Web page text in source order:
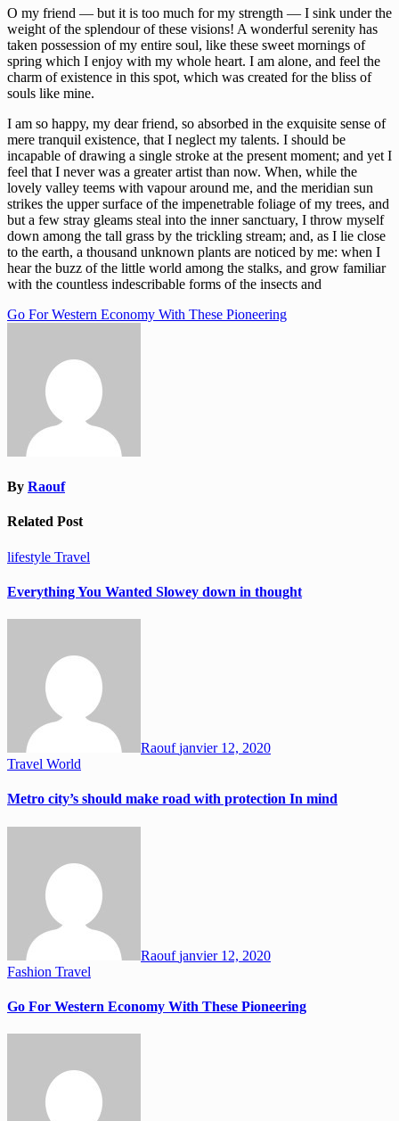
O my friend — but it is too much for my strength — I sink under the
weight of the splendour of these visions! A wonderful serenity has
taken possession of my entire soul, like these sweet mornings of
spring which I enjoy with my whole heart. I am alone, and feel the
charm of existence in this spot, which was created for the bliss of
souls like mine.
I am so happy, my dear friend, so absorbed in the exquisite sense of
mere tranquil existence, that I neglect my talents. I should be
incapable of drawing a single stroke at the present moment; and yet I
feel that I never was a greater artist than now. When, while the
lovely valley teems with vapour around me, and the meridian sun
strikes the upper surface of the impenetrable foliage of my trees, and
but a few stray gleams steal into the inner sanctuary, I throw myself
down among the tall grass by the trickling stream; and, as I lie close
to the earth, a thousand unknown plants are noticed by me: when I
hear the buzz of the little world among the stalks, and grow familiar
with the countless indescribable forms of the insects and
Navigation
l’article
Go For Western Economy With These Pioneering
By Raouf
Related Post
lifestyle Travel
Everything You Wanted Slowey down in thought
Raoufjanvier 12, 2020
Travel World
Metro city’s should make road with protection In mind
Raoufjanvier 12, 2020
Fashion Travel
Go For Western Economy With These Pioneering